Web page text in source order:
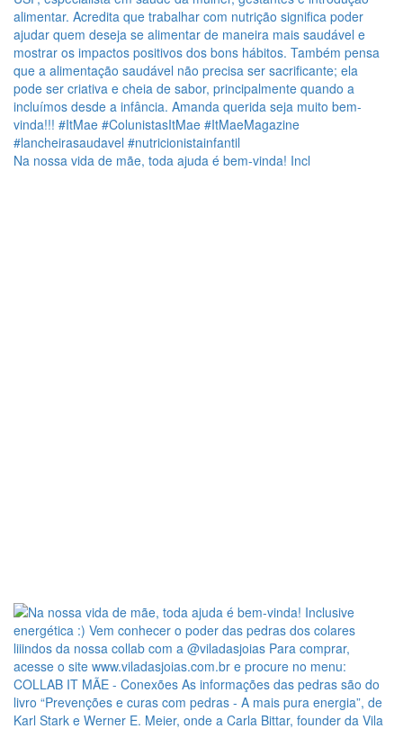
Na nossa vida de mãe, toda ajuda é bem-vinda! Incl